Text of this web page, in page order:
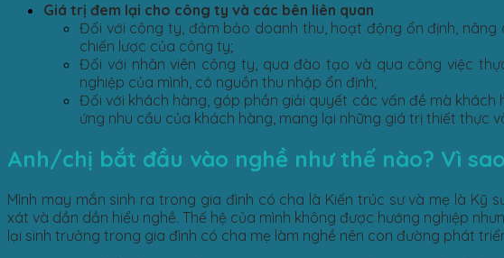
Giá trị đem lại cho công ty và các bên liên quan
Đối với công ty, đảm bảo doanh thu, hoạt động ổn định,
chiến lược của công ty;
Đối với nhân viên công ty, qua đào tạo và qua công việc
nghiệp của mình, có nguồn thu nhập ổn định;
Đối với khách hàng, góp phần giải quyết các vấn đề mà
ứng nhu cầu của khách hàng, mang lại những giá trị thiết thực
Anh/chị bắt đầu vào nghề như thế nào? Vì
Mình may mắn sinh ra trong gia đình có cha là Kiến trúc sư và mẹ là
xát và dần dần hiểu nghề. Thế hệ của mình không được hướng nghiệp
lại sinh trưởng trong gia đình có cha mẹ làm nghề nên con đường phát